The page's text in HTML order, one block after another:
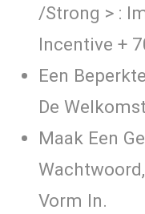
/Strong > :
Incentive +
Een
De
Maak Een
Vorm In.